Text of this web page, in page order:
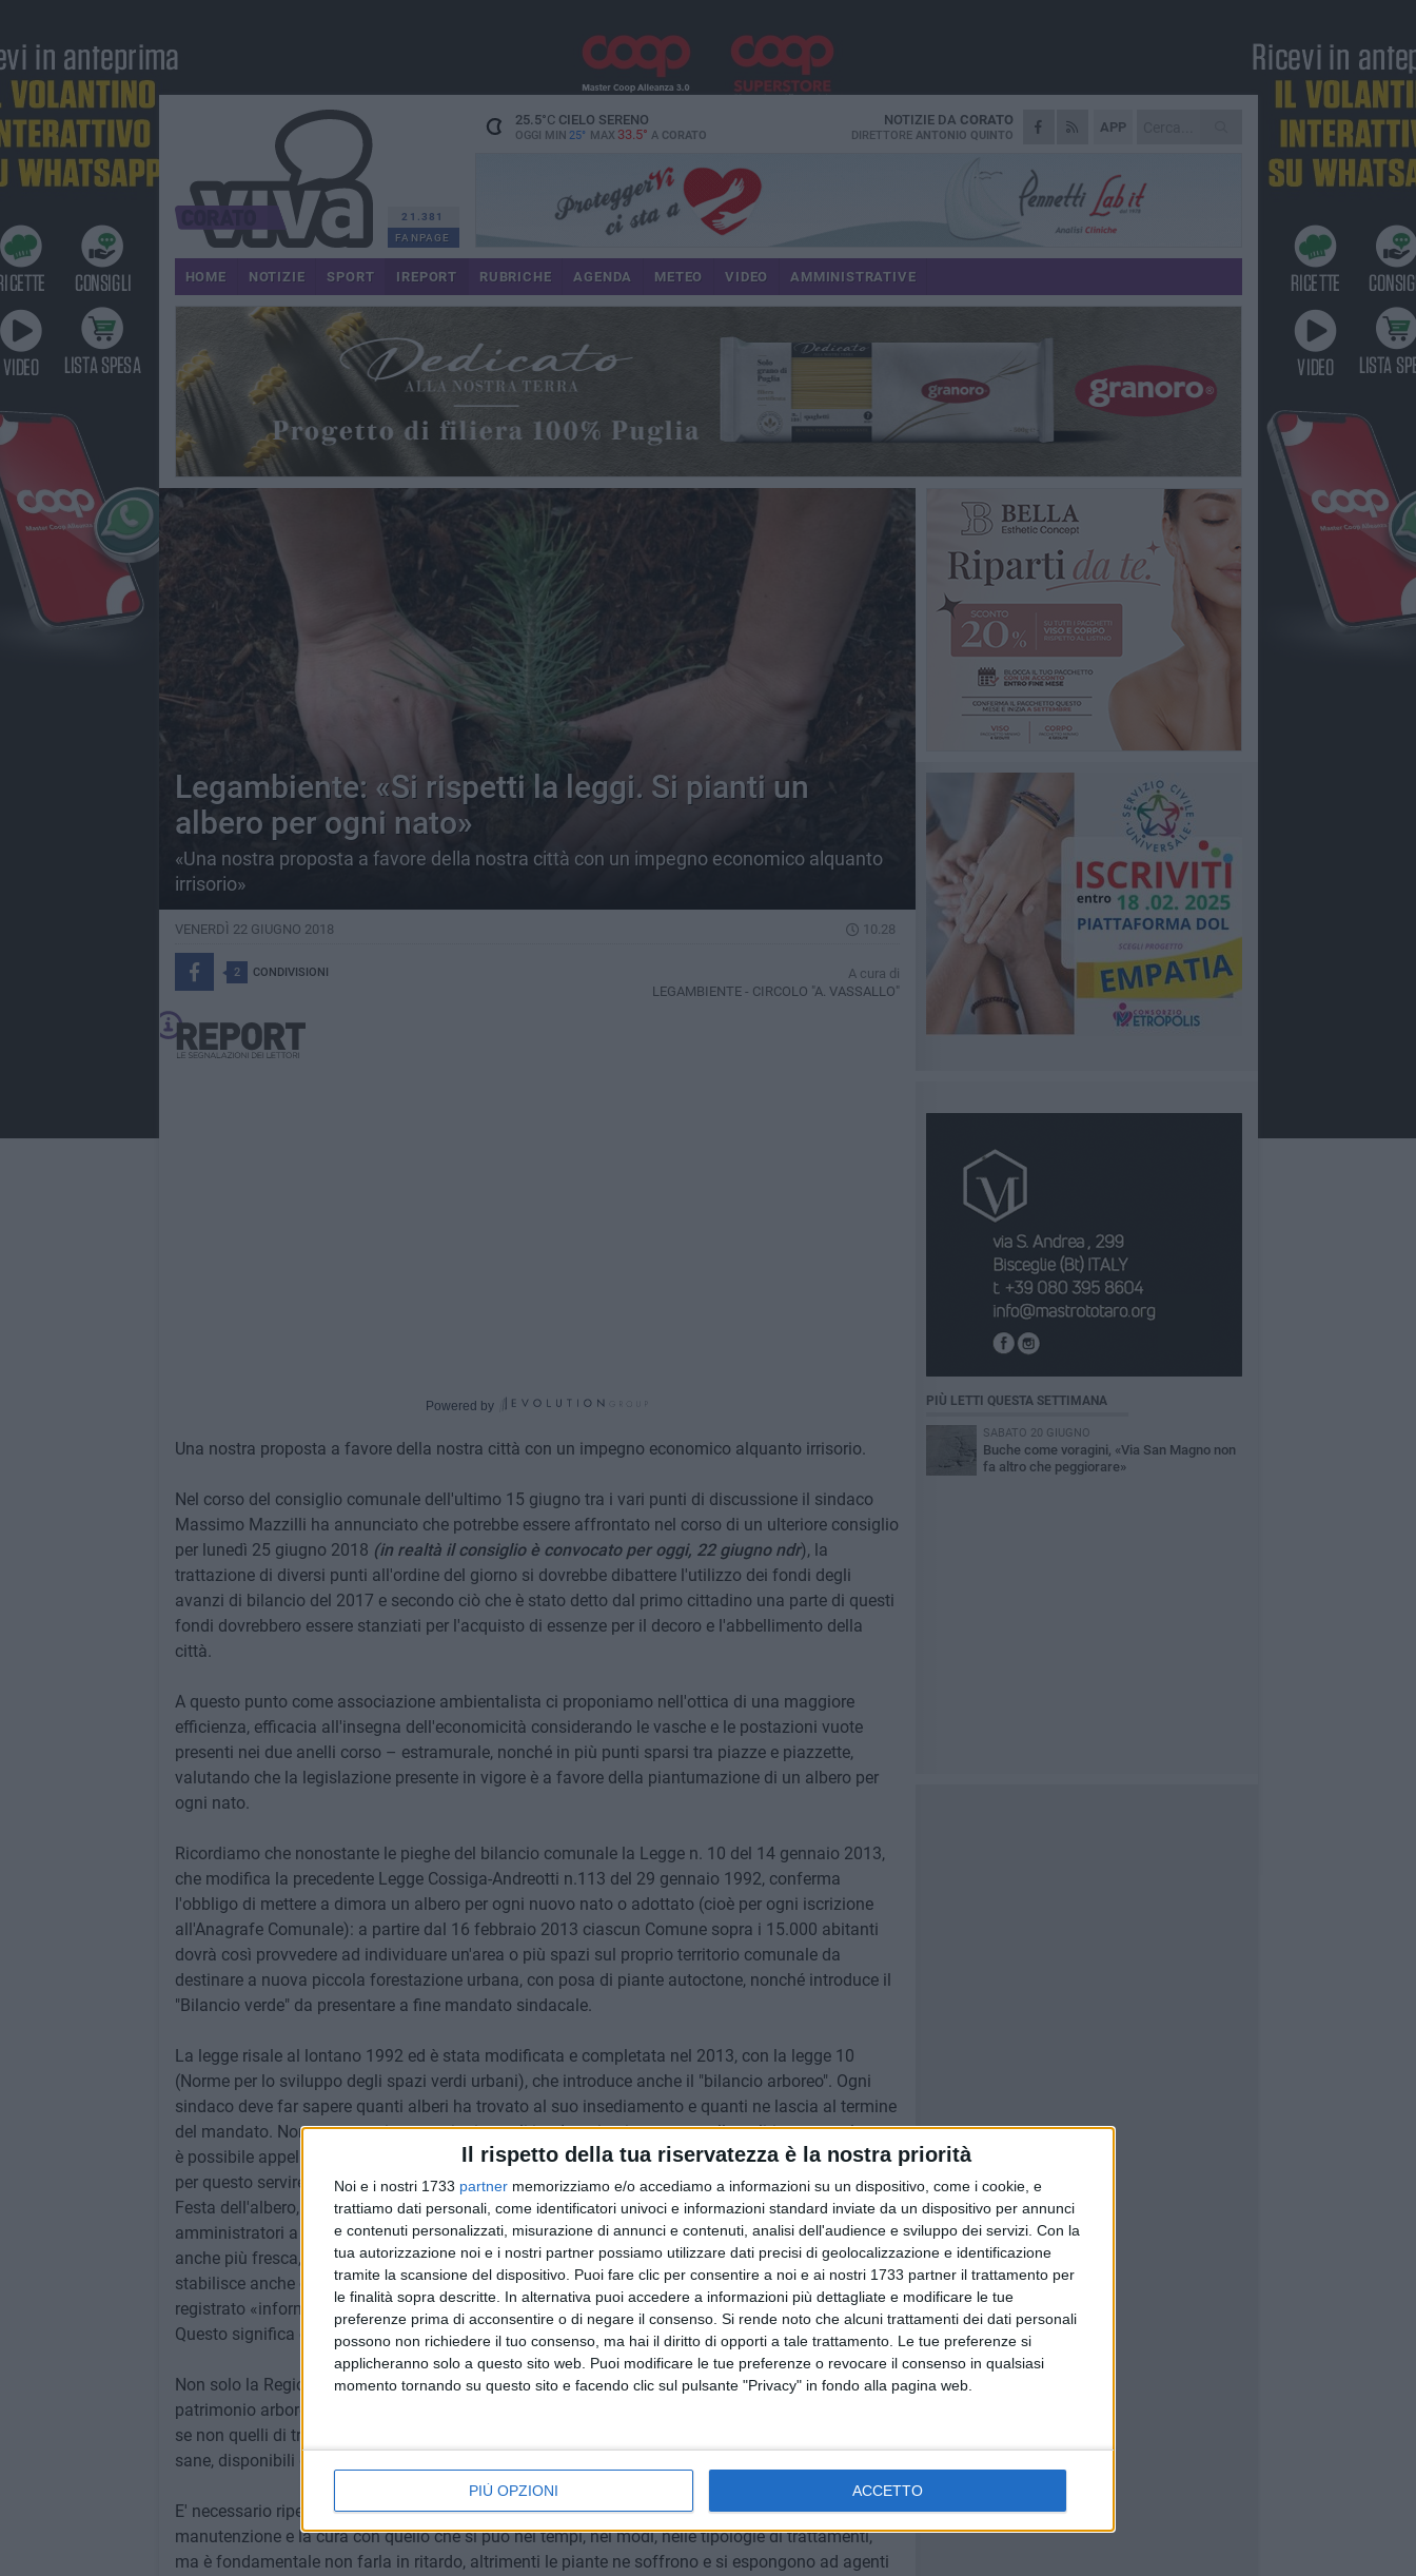
Il rispetto della tua riservatezza è la nostra priorità
Noi e i nostri 1733 partner memorizziamo e/o accediamo a informazioni su un dispositivo, come i cookie, e
trattiamo dati personali, come identificatori univoci e informazioni standard inviate da un dispositivo per annunci
e contenuti personalizzati, misurazione di annunci e contenuti, analisi dell'audience e sviluppo dei servizi. Con la
tua autorizzazione noi e i nostri partner possiamo utilizzare dati precisi di geolocalizzazione e identificazione
tramite la scansione del dispositivo. Puoi fare clic per consentire a noi e ai nostri 1733 partner il trattamento per
le finalità sopra descritte. In alternativa puoi accedere a informazioni più dettagliate e modificare le tue
preferenze prima di acconsentire o di negare il consenso. Si rende noto che alcuni trattamenti dei dati personali
possono non richiedere il tuo consenso, ma hai il diritto di opporti a tale trattamento. Le tue preferenze si
applicheranno solo a questo sito web. Puoi modificare le tue preferenze o revocare il consenso in qualsiasi
momento tornando su questo sito e facendo clic sul pulsante "Privacy" in fondo alla pagina web.
PIÙ OPZIONI ACCETTO
21.381
FANPAGE
25.5°CCIELO SERENO
OGGI MIN 25° MAX 33.5° A CORATO
APP
NOTIZIE DA CORATO
DIRETTORE ANTONIO QUINTO
HOME NOTIZIE SPORT IREPORT RUBRICHE AGENDA METEO VIDEO AMMINISTRATIVE
Legambiente: «Si rispetti la leggi. Si pianti un
albero per ogni nato»
«Una nostra proposta a favore della nostra città con un impegno economico alquanto
irrisorio»
VENERDÌ 22 GIUGNO 2018 10.28
2 CONDIVISIONI
A cura di
LEGAMBIENTE - CIRCOLO "A. VASSALLO"
Powered by
Una nostra proposta a favore della nostra città con un impegno economico alquanto irrisorio.
Nel corso del consiglio comunale dell'ultimo 15 giugno tra i vari punti di discussione il sindaco
Massimo Mazzilli ha annunciato che potrebbe essere affrontato nel corso di un ulteriore consiglio
per lunedì 25 giugno 2018 (in realtà il consiglio è convocato per oggi, 22 giugno ndr), la
trattazione di diversi punti all'ordine del giorno si dovrebbe dibattere l'utilizzo dei fondi degli
avanzi di bilancio del 2017 e secondo ciò che è stato detto dal primo cittadino una parte di questi
fondi dovrebbero essere stanziati per l'acquisto di essenze per il decoro e l'abbellimento della
città.
A questo punto come associazione ambientalista ci proponiamo nell'ottica di una maggiore
efficienza, efficacia all'insegna dell'economicità considerando le vasche e le postazioni vuote
presenti nei due anelli corso – estramurale, nonché in più punti sparsi tra piazze e piazzette,
valutando che la legislazione presente in vigore è a favore della piantumazione di un albero per
ogni nato.
Ricordiamo che nonostante le pieghe del bilancio comunale la Legge n. 10 del 14 gennaio 2013,
che modifica la precedente Legge Cossiga-Andreotti n.113 del 29 gennaio 1992, conferma
l'obbligo di mettere a dimora un albero per ogni nuovo nato o adottato (cioè per ogni iscrizione
all'Anagrafe Comunale): a partire dal 16 febbraio 2013 ciascun Comune sopra i 15.000 abitanti
dovrà così provvedere ad individuare un'area o più spazi sul proprio territorio comunale da
destinare a nuova piccola forestazione urbana, con posa di piante autoctone, nonché introduce il
"Bilancio verde" da presentare a fine mandato sindacale.
La legge risale al lontano 1992 ed è stata modificata e completata nel 2013, con la legge 10
(Norme per lo sviluppo degli spazi verdi urbani), che introduce anche il "bilancio arboreo". Ogni
sindaco deve far sapere quanti alberi ha trovato al suo insediamento e quanti ne lascia al termine
del mandato. Non sono previste sanzioni per gli inadempienti, se non quella politica e morale: non
è possibile appellarsi ambientalista se non si rispetta una legge specifica nazionale. Ma proprio
per questo servirebbe una mobilitazione dell'opinione pubblica come fa Legambiente che fa la
Festa dell'albero, che non ha, non solo un valore simbolico, ma la legislazione intende indurre gli
amministratori a rispettare una legge che renderebbe la nostra città più vivibile, meno inquinata e
anche più fresca, e molto più ricca di verde per il benessere degli stessi cittadini. La legge
stabilisce anche che l'ufficio anagrafico comunale debba fornire ai genitori di ogni neonato
registrato «informazioni dettagliate circa la tipologia dell'albero e il luogo in cui è stato piantato».
Questo significa che a ogni bambino deve corrispondere un ben determinato albero in città.
Non solo la Regione Puglia ha un ente l'ARIF- Agenzia Regionale Attività Irrigue e Forestali per il
patrimonio arboreo fornisce gratuitamente alle pubbliche amministrazioni le essenze senza oneri
se non quelli di trasporto e di messa a dimora. Alcuni vivai regionali hanno delle piante autoctone,
sane, disponibili delle giuste dimensioni.
E' necessario ripensare che il verde ha i sui costi e sappiamo che quando si riesce a fare la
manutenzione e la cura con quello che si può nei tempi, nei modi, nelle tipologie di trattamenti,
ma è fondamentale non farla in ritardo, altrimenti le piante ne soffrono e si espongono ad agenti
PIÙ LETTI QUESTA SETTIMANA
SABATO 20 GIUGNO
Buche come voragini, «Via San Magno non
fa altro che peggiorare»